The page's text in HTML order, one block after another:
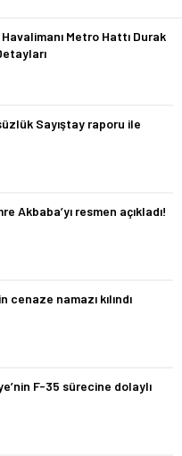
Metro Hattı Durak
Sayıştay raporu ile
Akbaba’yı resmen açıkladı!
cenaze namazı kılındı
F-35 sürecine dolaylı